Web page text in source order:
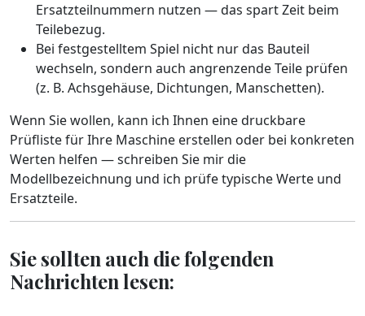
Ersatzteilnummern nutzen — das spart Zeit beim
Teilebezug.
Bei festgestelltem Spiel nicht nur das Bauteil
wechseln, sondern auch angrenzende Teile prüfen
(z. B. Achsgehäuse, Dichtungen, Manschetten).
Wenn Sie wollen, kann ich Ihnen eine druckbare
Prüfliste für Ihre Maschine erstellen oder bei konkreten
Werten helfen — schreiben Sie mir die
Modellbezeichnung und ich prüfe typische Werte und
Ersatzteile.
Sie sollten auch die folgenden
Nachrichten lesen: